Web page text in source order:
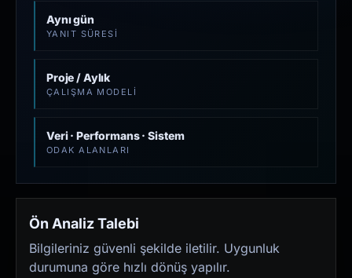
Aynı gün
YANIT SÜRESI
Proje / Aylık
ÇALIŞMA MODELI
Veri · Performans · Sistem
ODAK ALANLARI
Ön Analiz Talebi
Bilgileriniz güvenli şekilde iletilir. Uygunluk
durumuna göre hızlı dönüş yapılır.